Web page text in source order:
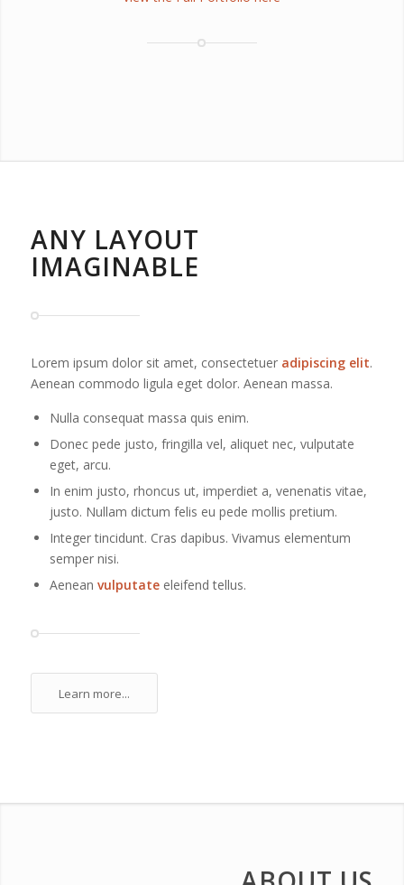
ANY LAYOUT
IMAGINABLE
Lorem ipsum dolor sit amet, consectetuer adipiscing elit.
Aenean commodo ligula eget dolor. Aenean massa.
Nulla consequat massa quis enim.
Donec pede justo, fringilla vel, aliquet nec, vulputate
eget, arcu.
In enim justo, rhoncus ut, imperdiet a, venenatis vitae,
justo. Nullam dictum felis eu pede mollis pretium.
Integer tincidunt. Cras dapibus. Vivamus elementum
semper nisi.
Aenean vulputateeleifend tellus.
Learn more...